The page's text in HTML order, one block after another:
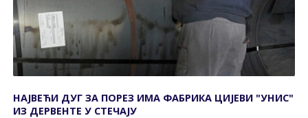
НАЈВЕЋИ ДУГ ЗА ПОРЕЗ ИМА ФАБРИКА ЦИЈЕВИ "УНИС"
ИЗ ДЕРВЕНТЕ У СТЕЧАЈУ